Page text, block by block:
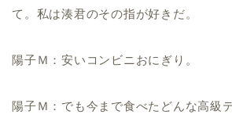
て。私は湊君のその指が好きだ。
陽子Ｍ：安いコンビニおにぎり。
陽子Ｍ：でも今まで食べたどんな高級